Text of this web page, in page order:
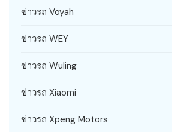
ข่าวรถ Voyah
ข่าวรถ WEY
ข่าวรถ Wuling
ข่าวรถ Xiaomi
ข่าวรถ Xpeng Motors